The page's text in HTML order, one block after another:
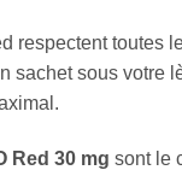
respectent toutes
sachet sous
Red 30 mg sont le